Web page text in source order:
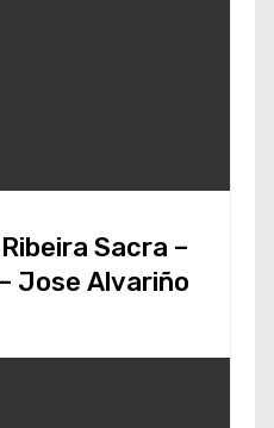
Sacra –
Jose Alvariño